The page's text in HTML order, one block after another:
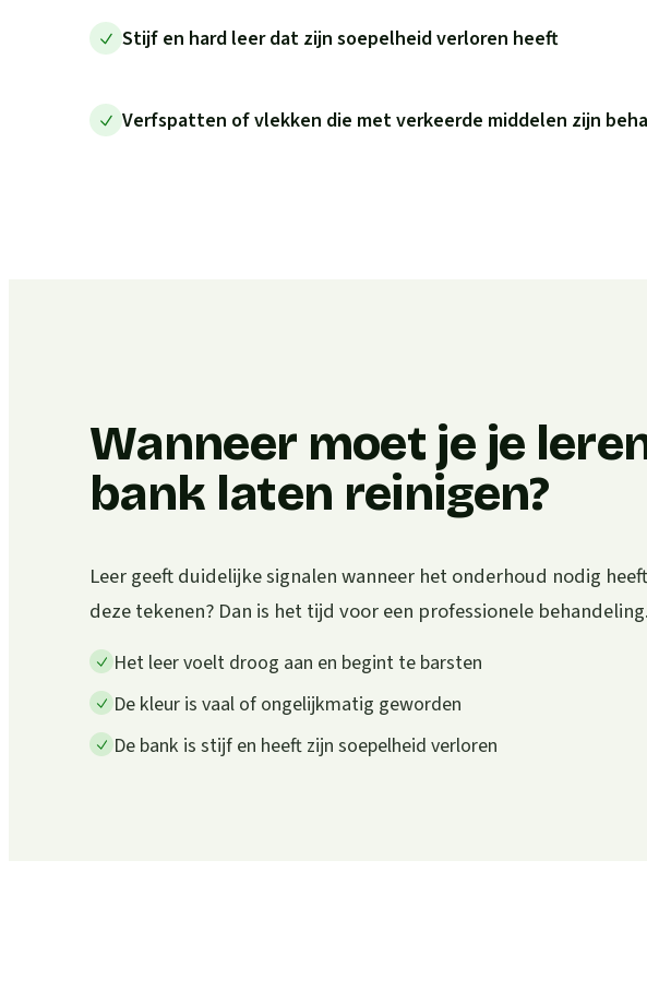
Stijf en hard leer dat zijn soepelheid verloren heeft
Verfspatten of vlekken die met verkeerde middelen zijn
Wanneer moet je je
bank laten reinigen?
Leer geeft duidelijke signalen wanneer het onderhoud nodig
deze tekenen? Dan is het tijd voor een professionele behandeling.
Het leer voelt droog aan en begint te barsten
De kleur is vaal of ongelijkmatig geworden
De bank is stijf en heeft zijn soepelheid verloren